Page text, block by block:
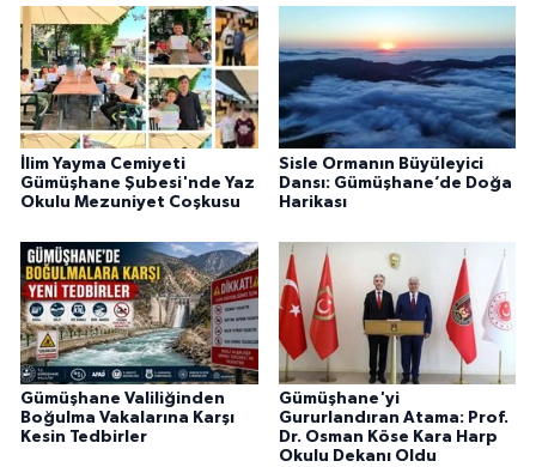
İlim Yayma Cemiyeti
Gümüşhane Şubesi'nde Yaz
Okulu Mezuniyet Coşkusu
Sisle Ormanın Büyüleyici
Dansı: Gümüşhane’de Doğa
Harikası
Gümüşhane Valiliğinden
Boğulma Vakalarına Karşı
Kesin Tedbirler
Gümüşhane'yi
Gururlandıran Atama: Prof.
Dr. Osman Köse Kara Harp
Okulu Dekanı Oldu